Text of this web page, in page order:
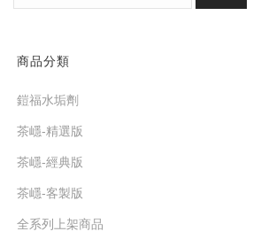
商品分類
鎧福水垢劑
茶嶾-精選版
茶嶾-經典版
茶嶾-客製版
全系列上架商品